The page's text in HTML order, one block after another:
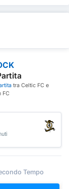
tra Celtic FC e
FC
Tempo